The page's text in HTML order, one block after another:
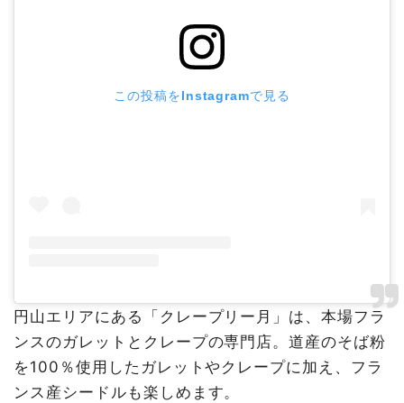
この投稿をInstagramで見る
円山エリアにある「クレープリー月」は、本場フラ
ンスのガレットとクレープの専門店。道産のそば粉
を100％使用したガレットやクレープに加え、フラ
ンス産シードルも楽しめます。